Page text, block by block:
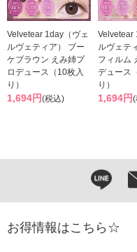
Velvetear 1day（ヴェ
ルヴェティア） ブー
ケブラウン えみ姉プ
ロデュース（10枚入
り）
1,694円(税込)
Velvetear
ルヴェテ
フィルム
デュース
り）
1,694円(
お得情報はこちら☆